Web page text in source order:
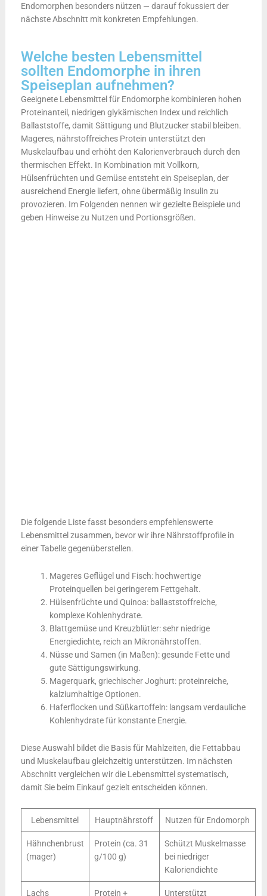
Endomorphen besonders nützen — darauf fokussiert der
nächste Abschnitt mit konkreten Empfehlungen.
Welche besten Lebensmittel
sollten Endomorphe in ihren
Speiseplan aufnehmen?
Geeignete Lebensmittel für Endomorphe kombinieren hohen
Proteinanteil, niedrigen glykämischen Index und reichlich
Ballaststoffe, damit Sättigung und Blutzucker stabil bleiben.
Mageres, nährstoffreiches Protein unterstützt den
Muskelaufbau und erhöht den Kalorienverbrauch durch den
thermischen Effekt. In Kombination mit Vollkorn,
Hülsenfrüchten und Gemüse entsteht ein Speiseplan, der
ausreichend Energie liefert, ohne übermäßig Insulin zu
provozieren. Im Folgenden nennen wir gezielte Beispiele und
geben Hinweise zu Nutzen und Portionsgrößen.
Die folgende Liste fasst besonders empfehlenswerte
Lebensmittel zusammen, bevor wir ihre Nährstoffprofile in
einer Tabelle gegenüberstellen.
Mageres Geflügel und Fisch: hochwertige
Proteinquellen bei geringerem Fettgehalt.
Hülsenfrüchte und Quinoa: ballaststoffreiche,
komplexe Kohlenhydrate.
Blattgemüse und Kreuzblütler: sehr niedrige
Energiedichte, reich an Mikronährstoffen.
Nüsse und Samen (in Maßen): gesunde Fette und
gute Sättigungswirkung.
Magerquark, griechischer Joghurt: proteinreiche,
kalziumhaltige Optionen.
Haferflocken und Süßkartoffeln: langsam verdauliche
Kohlenhydrate für konstante Energie.
Diese Auswahl bildet die Basis für Mahlzeiten, die Fettabbau
und Muskelaufbau gleichzeitig unterstützen. Im nächsten
Abschnitt vergleichen wir die Lebensmittel systematisch,
damit Sie beim Einkauf gezielt entscheiden können.
Lebensmittel Hauptnährstoff Nutzen für Endomorph
Hähnchenbrust
(mager)
Protein (ca. 31
g/100 g)
Schützt Muskelmasse
bei niedriger
Kaloriendichte
Lachs
Protein +
Unterstützt